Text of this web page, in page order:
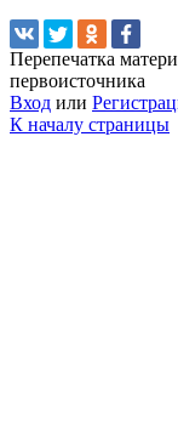
Перепечатка
первоисточника
Вход или
К началу страницы